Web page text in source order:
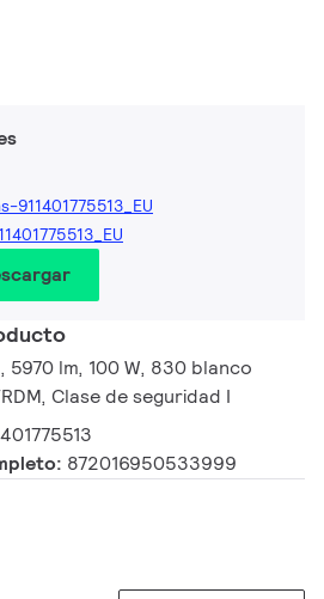
5970 lm, 100 W, 830 blanco
Clase de seguridad I
872016950533999